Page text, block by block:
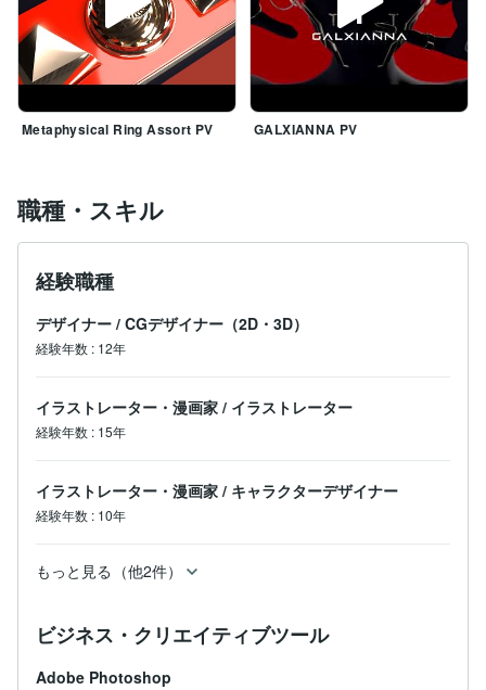
Metaphysical Ring Assort PV GALXIANNA PV
職種・スキル
経験職種
デザイナー / CGデザイナー（2D・3D）
経験年数 : 12年
イラストレーター・漫画家 / イラストレーター
経験年数 : 15年
イラストレーター・漫画家 / キャラクターデザイナー
経験年数 : 10年
もっと見る（他2件）
ビジネス・クリエイティブツール
Adobe Photoshop